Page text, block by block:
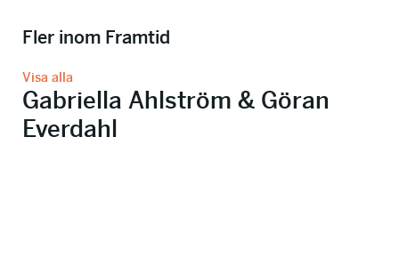
Fler inom Framtid
Visa alla
Gabriella Ahlström & Göran
Everdahl